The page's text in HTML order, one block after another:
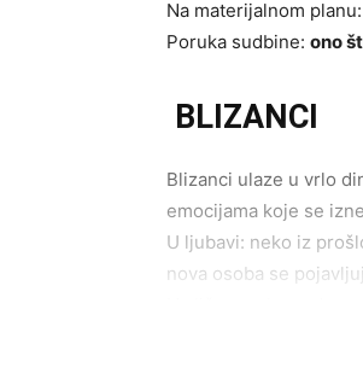
Na materijalnom
Poruka sudbine: ono
BLIZANCI
Blizanci ulaze u vrlo
emocijama koje se
U ljubavi: neko iz
nova osoba se